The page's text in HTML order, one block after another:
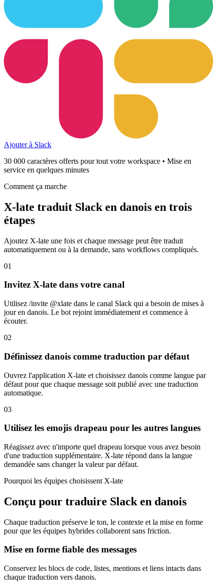
Ajouter à Slack
30 000 caractères offerts pour tout votre workspace • Mise en
service en quelques minutes
Comment ça marche
X-late traduit Slack en danois en trois
étapes
Ajoutez X-late une fois et chaque message peut être traduit
automatiquement ou à la demande, sans workflows compliqués.
01
Invitez X-late dans votre canal
Utilisez /invite @xlate dans le canal Slack qui a besoin de mises à
jour en danois. Le bot rejoint immédiatement et commence à
écouter.
02
Définissez danois comme traduction par défaut
Ouvrez l'application X-late et choisissez danois comme langue par
défaut pour que chaque message soit publié avec une traduction
automatique.
03
Utilisez les emojis drapeau pour les autres langues
Réagissez avec n'importe quel drapeau lorsque vous avez besoin
d'une traduction supplémentaire. X-late répond dans la langue
demandée sans changer la valeur par défaut.
Pourquoi les équipes choisissent X-late
Conçu pour traduire Slack en danois
Chaque traduction préserve le ton, le contexte et la mise en forme
pour que les équipes hybrides collaborent sans friction.
Mise en forme fiable des messages
Conservez les blocs de code, listes, mentions et liens intacts dans
chaque traduction vers danois.